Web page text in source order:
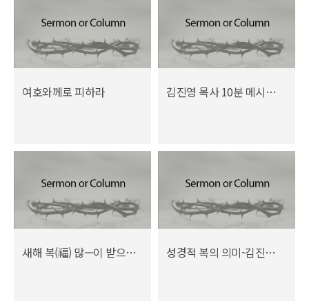
여호와께로 피하라 김진영 목사 10분 메시지 (2월 2015년)
새해 복(福) 많—이 받으세요! 성경적 복의 의미-김진영 목사